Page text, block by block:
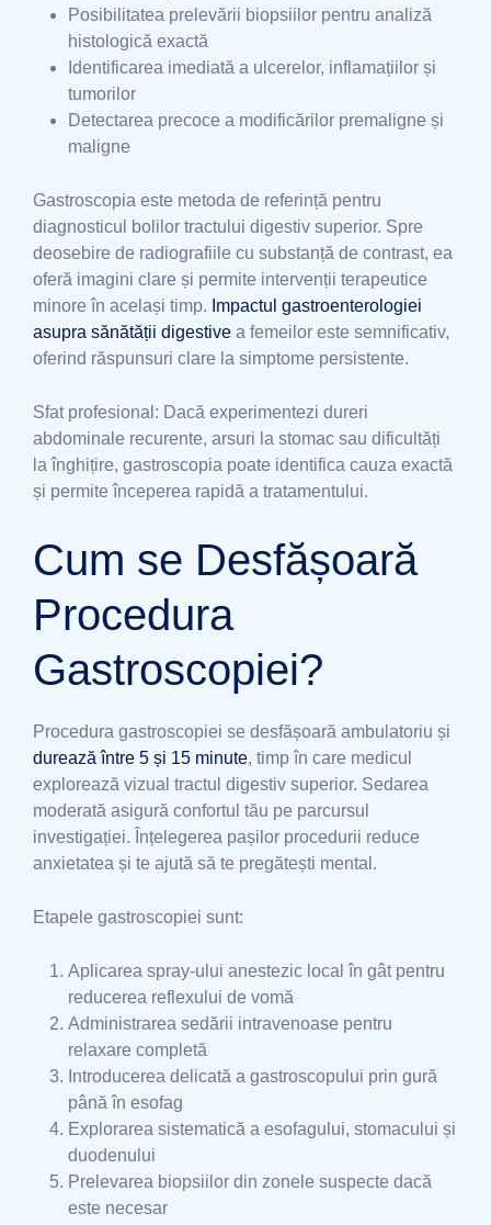
Posibilitatea prelevării biopsiilor pentru analiză
histologică exactă
Identificarea imediată a ulcerelor, inflamațiilor și
tumorilor
Detectarea precoce a modificărilor premaligne și
maligne
Gastroscopia este metoda de referință pentru
diagnosticul bolilor tractului digestiv superior. Spre
deosebire de radiografiile cu substanță de contrast, ea
oferă imagini clare și permite intervenții terapeutice
minore în același timp. Impactul gastroenterologiei
asupra sănătății digestive a femeilor este semnificativ,
oferind răspunsuri clare la simptome persistente.
Sfat profesional: Dacă experimentezi dureri
abdominale recurente, arsuri la stomac sau dificultăți
la înghițire, gastroscopia poate identifica cauza exactă
și permite începerea rapidă a tratamentului.
Cum se Desfășoară
Procedura
Gastroscopiei?
Procedura gastroscopiei se desfășoară ambulatoriu și
durează între 5 și 15 minute, timp în care medicul
explorează vizual tractul digestiv superior. Sedarea
moderată asigură confortul tău pe parcursul
investigației. Înțelegerea pașilor procedurii reduce
anxietatea și te ajută să te pregătești mental.
Etapele gastroscopiei sunt:
Aplicarea spray-ului anestezic local în gât pentru
reducerea reflexului de vomă
Administrarea sedării intravenoase pentru
relaxare completă
Introducerea delicată a gastroscopului prin gură
până în esofag
Explorarea sistematică a esofagului, stomacului și
duodenului
Prelevarea biopsiilor din zonele suspecte dacă
este necesar